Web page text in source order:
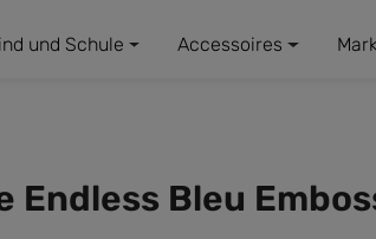
und Schule Accessoires
Endless Bleu